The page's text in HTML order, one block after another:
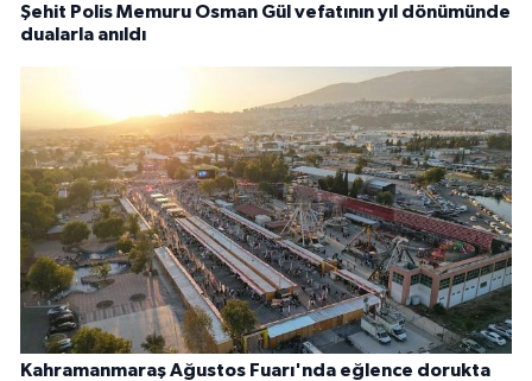
Şehit Polis Memuru Osman Gül vefatının yıl dönümünde
dualarla anıldı
Kahramanmaraş Ağustos Fuarı'nda eğlence dorukta